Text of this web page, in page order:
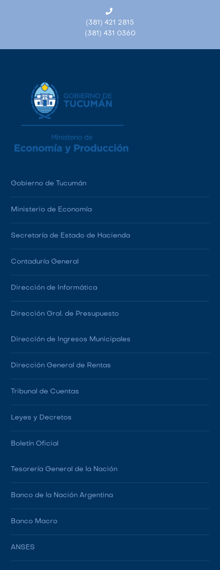
(381) 421 2815
(381) 431 0360
Gobierno de Tucumán
Ministerio de Economía
Secretaría de Estado de Hacienda
Contaduría General
Dirección de Informática
Dirección Gral. de Presupuesto
Dirección de Ingresos Municipales
Dirección General de Rentas
Tribunal de Cuentas
Leyes y Decretos
Boletín Oficial
Tesorería General de la Nación
Banco de la Nación Argentina
Banco Macro
ANSES